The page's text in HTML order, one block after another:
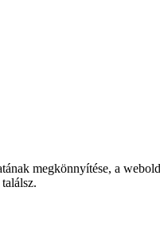
megkönnyítése, a
találsz.